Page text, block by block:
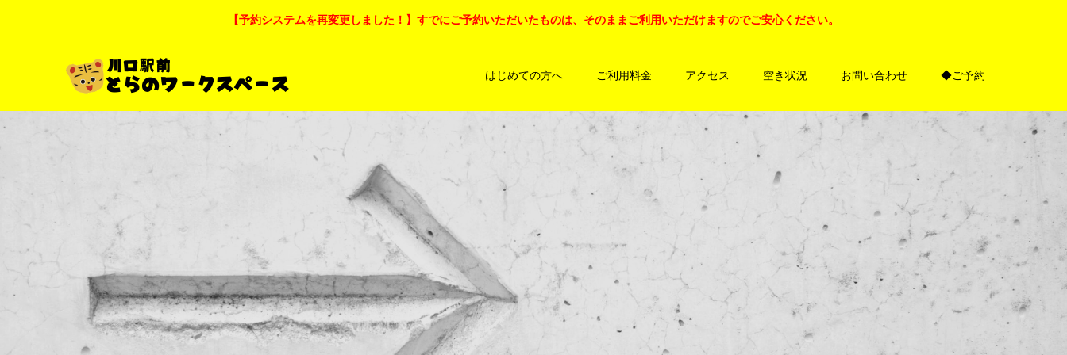
【予約システムを再変更しました！】すでにご予約いただいたものは、そのままご利用いただけますのでご安心ください。
はじめての方へ ご利用料金 アクセス 空き状況 お問い合わせ ◆ご予約